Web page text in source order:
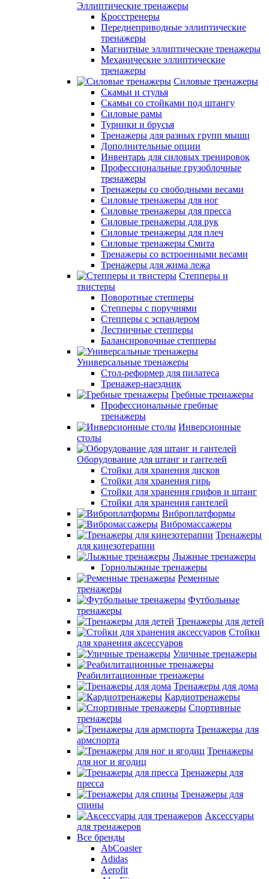
Эллиптические тренажеры
Кросстренеры
Переднеприводные эллиптические
тренажеры
Магнитные эллиптические тренажеры
Механические эллиптические
тренажеры
Силовые тренажеры
Скамьи и стулья
Скамьи со стойками под штангу
Силовые рамы
Турники и брусья
Тренажеры для разных групп мышц
Дополнительные опции
Инвентарь для силовых тренировок
Профессиональные грузоблочные
тренажеры
Тренажеры со свободными весами
Силовые тренажеры для ног
Силовые тренажеры для пресса
Силовые тренажеры для рук
Силовые тренажеры для плеч
Силовые тренажеры Смита
Тренажеры со встроенными весами
Тренажеры для жима лежа
Степперы и
твистеры
Поворотные степперы
Степперы с поручнями
Степперы с эспандером
Лестничные степперы
Балансировочные степперы
Универсальные тренажеры
Стол-реформер для пилатеса
Тренажер-наездник
Гребные тренажеры
Профессиональные гребные
тренажеры
Инверсионные
столы
Оборудование для штанг и гантелей
Стойки для хранения дисков
Стойки для хранения гирь
Стойки для хранения грифов и штанг
Стойки для хранения гантелей
Виброплатформы
Вибромассажеры
Тренажеры
для кинезотерапии
Лыжные тренажеры
Горнолыжные тренажеры
Ременные
тренажеры
Футбольные
тренажеры
Тренажеры для детей
Стойки
для хранения аксессуаров
Уличные тренажеры
Реабилитационные тренажеры
Тренажеры для дома
Кардиотренажеры
Спортивные
тренажеры
Тренажеры для
армспорта
Тренажеры
для ног и ягодиц
Тренажеры для
пресса
Тренажеры для
спины
Аксессуары
для тренажеров
Все бренды
AbCoaster
Adidas
Aerofit